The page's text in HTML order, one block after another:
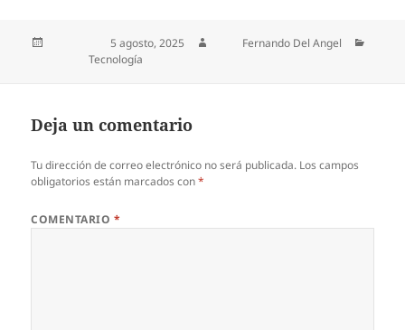
Publicado el5 agosto, 2025
Fernando Del Angel
CategoríasTecnología
Deja un comentario
Tu dirección de correo electrónico no será publicada. Los campos
obligatorios están marcados con*
COMENTARIO *